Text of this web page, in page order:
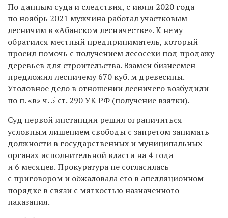
По данным суда и следствия, с июня 2020 года
по ноябрь 2021 мужчина работал участковым
лесничим в «Абанском лесничестве». К нему
обратился местный предприниматель, который
просил помочь с получением лесосеки под продажу
деревьев для строительства. Взамен бизнесмен
предложил лесничему 670 куб. м древесины.
Уголовное дело в отношении лесничего возбудили
по п. «в» ч. 5 ст. 290 УК РФ (получение взятки).
Суд первой инстанции решил ограничиться
условным лишением свободы с запретом занимать
должности в государственных и муниципальных
органах исполнительной власти на 4 года
и 6 месяцев. Прокуратура не согласилась
с приговором и обжаловала его в апелляционном
порядке в связи с мягкостью назначенного
наказания.